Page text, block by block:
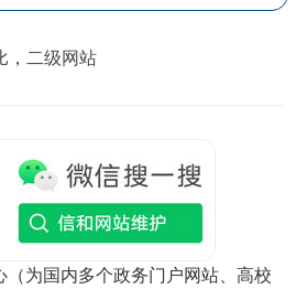
， 二级网站
为国内多个政务门户网站、高校